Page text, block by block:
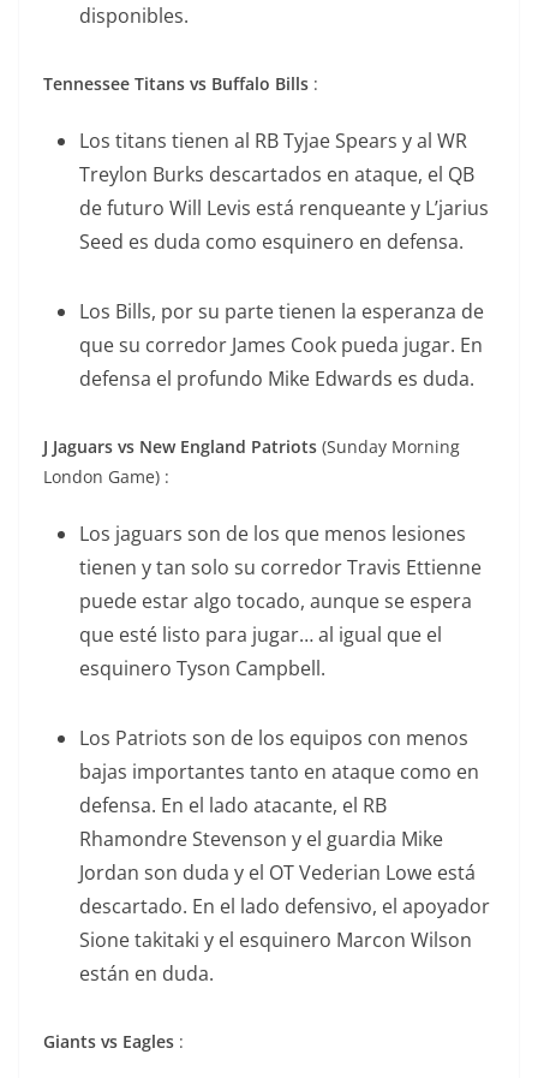
disponibles.
Tennessee Titans vs Buffalo Bills :
Los titans tienen al RB Tyjae Spears y al WR
Treylon Burks descartados en ataque, el QB
de futuro Will Levis está renqueante y L’jarius
Seed es duda como esquinero en defensa.
Los Bills, por su parte tienen la esperanza de
que su corredor James Cook pueda jugar. En
defensa el profundo Mike Edwards es duda.
J Jaguars vs New England Patriots (Sunday Morning
London Game) :
Los jaguars son de los que menos lesiones
tienen y tan solo su corredor Travis Ettienne
puede estar algo tocado, aunque se espera
que esté listo para jugar… al igual que el
esquinero Tyson Campbell.
Los Patriots son de los equipos con menos
bajas importantes tanto en ataque como en
defensa. En el lado atacante, el RB
Rhamondre Stevenson y el guardia Mike
Jordan son duda y el OT Vederian Lowe está
descartado. En el lado defensivo, el apoyador
Sione takitaki y el esquinero Marcon Wilson
están en duda.
Giants vs Eagles :